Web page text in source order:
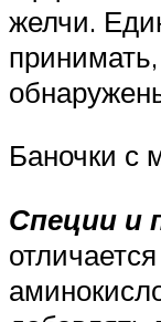
желчи.
Баночки с
Специи и